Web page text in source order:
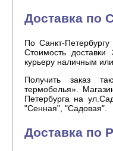
Доставка по
По Санкт-Петербургу
Стоимость
курьеру наличным
Получить заказ
термобелья».
Петербурга на
"Сенная", "Садовая".
Доставка по